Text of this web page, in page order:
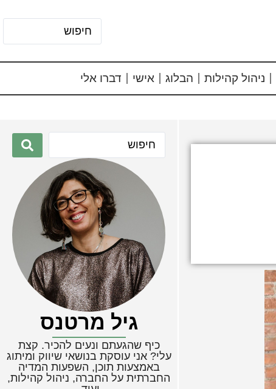
ניהול קהילות הבלוג אישי דברו אלי
גיל מרטנס
כיף שהגעתם ונעים להכיר. קצת
עלי? אני עוסקת בנושאי שיווק ומיתוג
באמצעות תוכן, השפעות המדיה
החברתית על החברה, ניהול קהילות,